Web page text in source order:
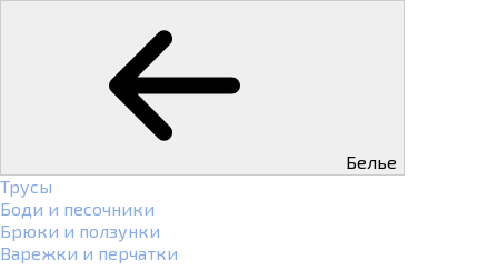
Белье
Трусы
Боди и песочники
Брюки и ползунки
Варежки и перчатки